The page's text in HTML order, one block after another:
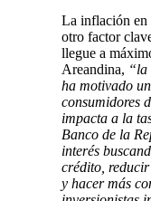
La inflación en
otro factor
llegue a
Areandina, “la
ha motivado
consumidores
impacta a la
Banco de la
interés
crédito,
y hacer más